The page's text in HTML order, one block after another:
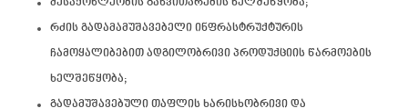
მესაქონლეობის განვითარების ხელშეწყობა;
რძის გადამამუშავებელი ინფრასტრუქტურის
ჩამოყალიბებით ადგილობრივი პროდუქციის წარმოების
ხელშეწყობა;
გადამუშავებული თაფლის ხარისხობრივი და